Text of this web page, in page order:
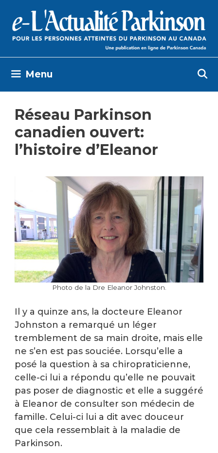
content
Menu
Réseau Parkinson
canadien ouvert:
l’histoire d’Eleanor
Photo de la Dre Eleanor Johnston.
Il y a quinze ans, la docteure Eleanor
Johnston a remarqué un léger
tremblement de sa main droite, mais elle
ne s’en est pas souciée. Lorsqu’elle a
posé la question à sa chiropraticienne,
celle-ci lui a répondu qu’elle ne pouvait
pas poser de diagnostic et elle a suggéré
à Eleanor de consulter son médecin de
famille. Celui-ci lui a dit avec douceur
que cela ressemblait à la maladie de
Parkinson.